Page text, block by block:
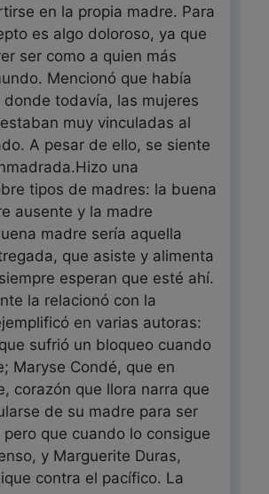
en la propia madre. Para
es algo doloroso, ya que
ser como a quien más
Mencionó que había
donde todavía, las mujeres
muy vinculadas al
A pesar de ello, se siente
una
tipos de madres: la buena
ausente y la madre
madre sería aquella
que asiste y alimenta
esperan que esté ahí.
la relacionó con la
en varias autoras:
sufrió un bloqueo cuando
Maryse Condé, que en
corazón que llora narra que
de su madre para ser
que cuando lo consigue
y Marguerite Duras,
contra el pacífico. La